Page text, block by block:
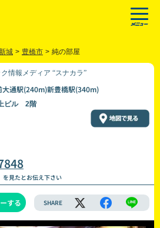
城 > 豊橋市 > 純の部屋
情報メディア “スナカラ”
通駅(240m)新豊橋駅(340m)
ビル 2階
を見たとお伝え下さい
する SHARE